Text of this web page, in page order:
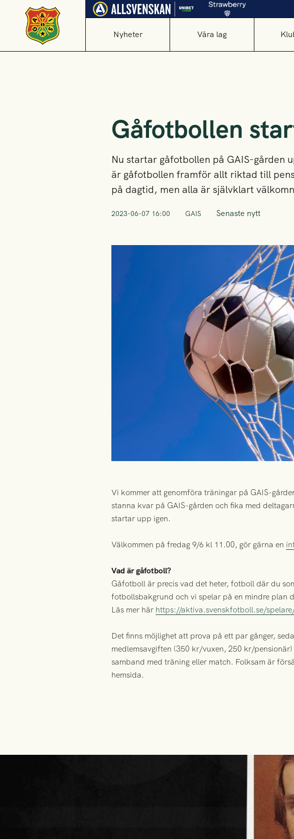
Nyheter Våra lag
Gåfotbollen
Nu startar gåfotbollen på GAIS-gården
är gåfotbollen framför allt riktad till
på dagtid, men alla är självklart
2023-06-07 16:00 GAIS Senaste nytt
Vi kommer att genomföra träningar på GAIS-
stanna kvar på GAIS-gården och fika med
startar upp igen.
Välkommen på fredag 9/6 kl 11.00, gör gärna en
Vad är gåfotboll?
Gåfotboll är precis vad det heter, fotboll där du
fotbollsbakgrund och vi spelar på en mindre plan
Läs mer här https://aktiva.svenskfotboll.se/
Det finns möjlighet att prova på ett par gånger,
medlemsavgiften (350 kr/vuxen, 250 kr/
samband med träning eller match. Folksam är
hemsida.